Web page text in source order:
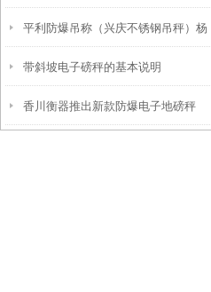
慢看！
平利防爆吊称（兴庆不锈钢吊秤）杨
陵防水吊秤）宁陕隔爆吊称维修
带斜坡电子磅秤的基本说明
香川衡器推出新款防爆电子地磅秤